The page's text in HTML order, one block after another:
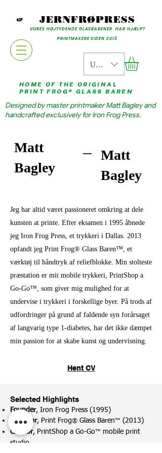
JERNFRØPRESS
VORES HØJTYDENDE GLASBARENER HAR HJÆLPT
PRINTMAKERE SIDEN 2013
USD ($)
HOME OF THE ORIGINAL
PRINT FROG® GLASS BAREN
Designed by master printmaker Matt Bagley and
handcrafted exclusively for Iron Frog Press.
Matt
Bagley
Matt
Bagley
Jeg har altid været passioneret omkring at dele
kunsten at printe. Efter eksamen i 1995 åbnede
jeg Iron Frog Press, et trykkeri i Dallas. 2013
opfandt jeg Print Frog® Glass Baren™, et
værktøj til håndtryk af reliefblokke. Min stolteste
præstation er mit mobile trykkeri, PrintShop a
Go-Go™, som giver mig mulighed for at
undervise i trykkeri i forskellige byer. På trods af
udfordringer på grund af faldende syn forårsaget
af langvarig type 1-diabetes, har det ikke dæmpet
min passion for at skabe kunst og undervisning.
Hent CV
Selected Highlights
Founder, Iron Frog Press (1995)
Inventor, Print Frog® Glass Baren ™ (2013)
Creator, PrintShop a Go-Go™ mobile print
studio